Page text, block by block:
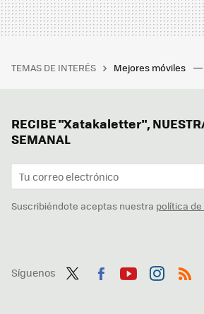
TEMAS DE INTERÉS Mejores móviles
RECIBE "Xatakaletter",
SEMANAL
Suscribiéndote aceptas nuestra política
Síguenos